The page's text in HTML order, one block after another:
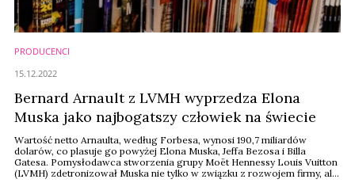
PRODUCENCI
Bernard Arnault z LVMH wyprzedza Elona
Muska jako najbogatszy człowiek na świecie
Wartość netto Arnaulta, według Forbesa, wynosi 190,7 miliardów
dolarów, co plasuje go powyżej Elona Muska, Jeffa Bezosa i Billa
Gatesa. Pomysłodawca stworzenia grupy Moët Hennessy Louis Vuitton
(LVMH) zdetronizował Muska nie tylko w związku z rozwojem firmy, ale
15.12.2022